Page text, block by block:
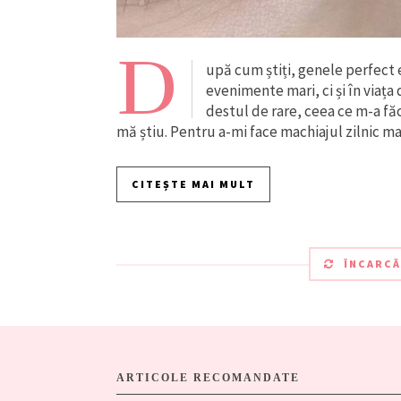
D
upă cum știți, genele perfect
evenimente mari, ci și în
destul de rare, ceea ce m-a
mă știu. Pentru a-mi face machiajul zilnic
CITEȘTE MAI MULT
ARTICOLE RECOMANDATE